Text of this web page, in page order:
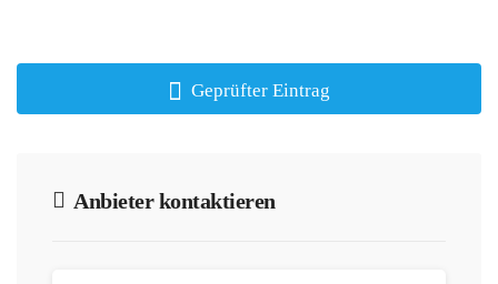
Geprüfter Eintrag
Anbieter kontaktieren